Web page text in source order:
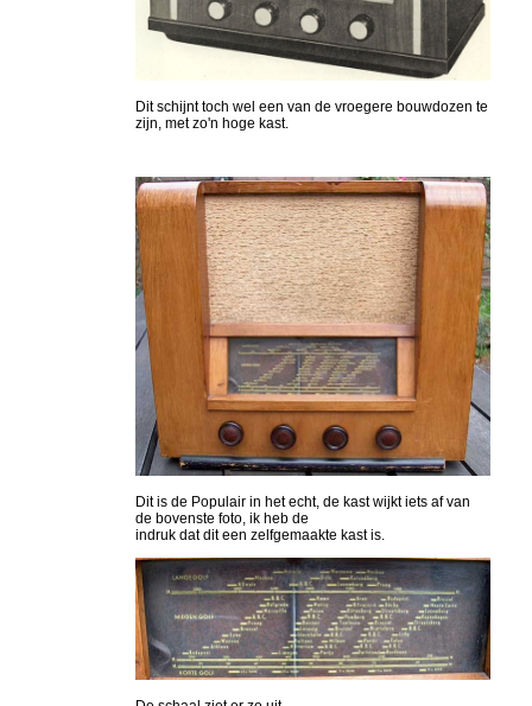
Dit schijnt toch wel een van de vroegere bouwdozen te
zijn, met zo'n hoge kast.
Dit is de Populair in het echt, de kast wijkt iets af van
de bovenste foto, ik heb de
indruk dat dit een zelfgemaakte kast is.